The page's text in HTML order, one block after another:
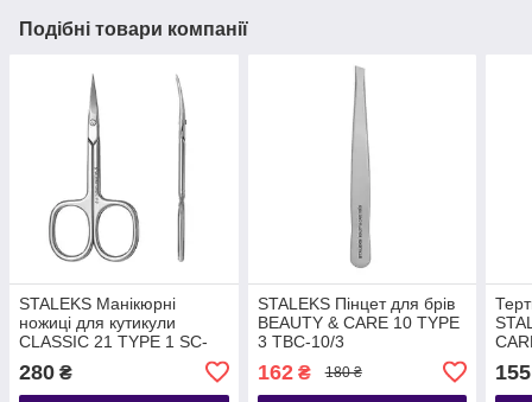
Подібні товари компанії
STALEKS Манікюрні
ножиці для кутикули
CLASSIC 21 TYPE 1 SC-
280 ₴
STALEKS Пінцет для брів
BEAUTY & CARE 10 TYPE
3 TBC-10/3
162₴ 180 ₴ 155